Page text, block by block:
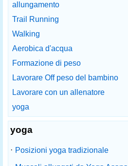
allungamento
Trail Running
Walking
Aerobica d'acqua
Formazione di peso
Lavorare Off peso del bambino
Lavorare con un allenatore
yoga
yoga
· Posizioni yoga tradizionale